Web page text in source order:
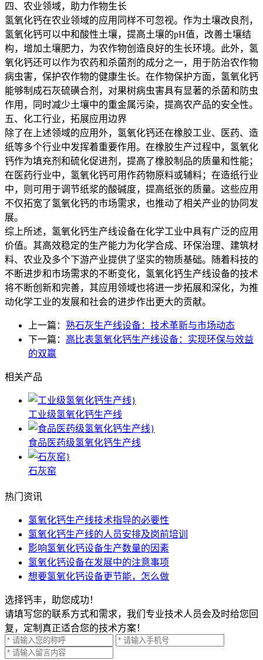
四、农业领域，助力作物生长
氢氧化钙在农业领域的应用同样不可忽视。作为土壤改良剂，
氢氧化钙可以中和酸性土壤，提高土壤的pH值，改善土壤结
构，增加土壤肥力，为农作物创造良好的生长环境。此外，氢
氧化钙还可以作为农药和杀菌剂的成分之一，用于防治农作物
病虫害，保护农作物的健康生长。在作物保护方面，氢氧化钙
能够制成石灰硫磺合剂，对果树病虫害具有显著的杀菌和防虫
作用，同时减少土壤中的重金属污染，提高农产品的安全性。
五、化工行业，拓展应用边界
除了在上述领域的应用外，氢氧化钙还在橡胶工业、医药、造
纸等多个行业中发挥着重要作用。在橡胶生产过程中，氢氧化
钙作为填充剂和硫化促进剂，提高了橡胶制品的质量和性能；
在医药行业中，氢氧化钙可用作药物原料或辅料；在造纸行业
中，则可用于调节纸浆的酸碱度，提高纸张的质量。这些应用
不仅拓宽了氢氧化钙的市场需求，也推动了相关产业的协同发
展。
综上所述，氢氧化钙生产线设备在化学工业中具有广泛的应用
价值。其高效稳定的生产能力为化学合成、环保治理、建筑材
料、农业及多个下游产业提供了坚实的物质基础。随着科技的
不断进步和市场需求的不断变化，氢氧化钙生产线设备的技术
将不断创新和完善，其应用领域也将进一步拓展和深化，为推
动化学工业的发展和社会的进步作出更大的贡献。
上一篇： 熟石灰生产线设备：技术革新与市场动态
下一篇： 高比表氢氧化钙生产线设备：实现环保与效益
的双赢
相关产品
工业级氢氧化钙生产线
食品医药级氢氧化钙生产线
石灰窑
热门资讯
氢氧化钙生产线技术指导的必要性
氢氧化钙生产线的人员安排及岗前培训
影响氢氧化钙设备生产数量的因素
氢氧化钙设备在发展中的注意事项
想要氢氧化钙设备更节能，怎么做
选择钙丰，助您成功！
请填写您的联系方式和需求，我们专业技术人员会及时给您回
复，定制真正适合您的技术方案！